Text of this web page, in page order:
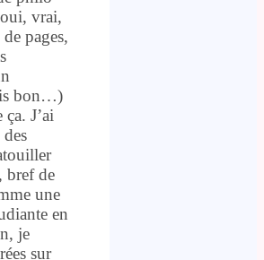
vrai,
pages,
bon…)
J’ai
bref de
une
en
je
sur